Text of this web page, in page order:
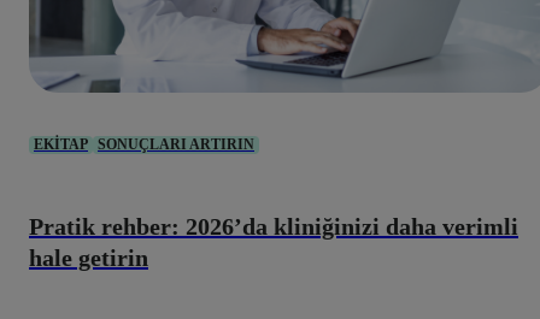
EKITAP SONUÇLARI ARTIRIN
Pratik rehber: 2026’da kliniğinizi daha verimli
hale getirin